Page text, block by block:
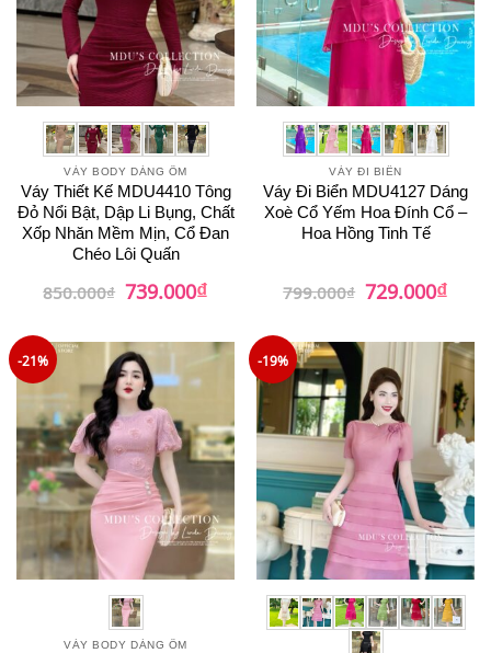
VÁY BODY DÁNG ÔM
Váy Thiết Kế MDU4410 Tông
Đỏ Nổi Bật, Dập Li Bụng, Chất
Xốp Nhăn Mềm Mịn, Cổ Đan
Chéo Lôi Quấn
850.000₫ Giá
gốc
739.000₫Giá
hiện
739.000₫.
VÁY ĐI BIỂN
Váy Đi Biển MDU4127 Dáng
Xoè Cổ Yếm Hoa Đính Cổ –
Hoa Hồng Tinh Tế
799.000₫ Giá
gốc
729.000₫Giá
hiện
-21%
VÁY BODY DÁNG ÔM
-19%